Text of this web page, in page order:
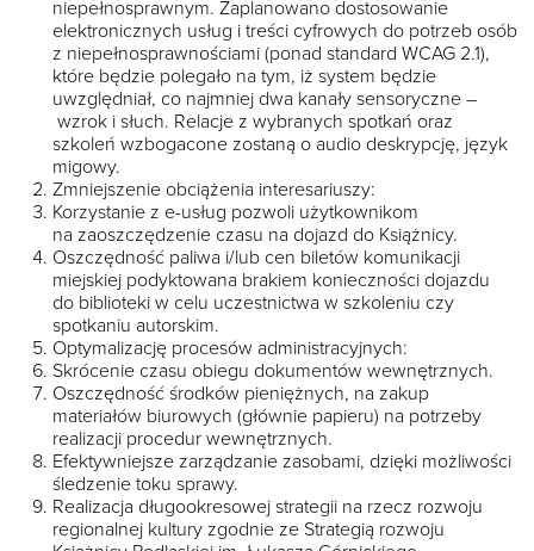
niepełnosprawnym. Zaplanowano dostosowanie
elektronicznych usług i treści cyfrowych do potrzeb osób
z niepełnosprawnościami (ponad standard WCAG 2.1),
które będzie polegało na tym, iż system będzie
uwzględniał, co najmniej dwa kanały sensoryczne –
wzrok i słuch. Relacje z wybranych spotkań oraz
szkoleń wzbogacone zostaną o audio deskrypcję, język
migowy.
Zmniejszenie obciążenia interesariuszy:
Korzystanie z e-usług pozwoli użytkownikom
na zaoszczędzenie czasu na dojazd do Książnicy.
Oszczędność paliwa i/lub cen biletów komunikacji
miejskiej podyktowana brakiem konieczności dojazdu
do biblioteki w celu uczestnictwa w szkoleniu czy
spotkaniu autorskim.
Optymalizację procesów administracyjnych:
Skrócenie czasu obiegu dokumentów wewnętrznych.
Oszczędność środków pieniężnych, na zakup
materiałów biurowych (głównie papieru) na potrzeby
realizacji procedur wewnętrznych.
Efektywniejsze zarządzanie zasobami, dzięki możliwości
śledzenie toku sprawy.
Realizacja długookresowej strategii na rzecz rozwoju
regionalnej kultury zgodnie ze Strategią rozwoju